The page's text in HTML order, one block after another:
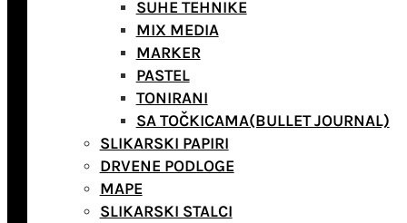
SUHE TEHNIKE
MIX MEDIA
MARKER
PASTEL
TONIRANI
SA TOČKICAMA(BULLET JOURNAL)
SLIKARSKI PAPIRI
DRVENE PODLOGE
MAPE
SLIKARSKI STALCI